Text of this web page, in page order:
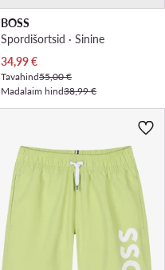
BOSS
Spordišortsid · Sinine
Praegune hind
34,99€
Tavahind55,00 €
Madalaim hind38,99 €